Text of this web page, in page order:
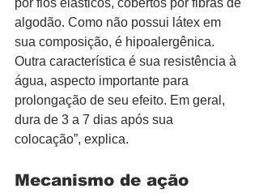
por fios elásticos, cobertos por fibras de
algodão. Como não possui látex em
sua composição, é hipoalergênica.
Outra característica é sua resistência à
água, aspecto importante para
prolongação de seu efeito. Em geral,
dura de 3 a 7 dias após sua
colocação”, explica.
Mecanismo de ação